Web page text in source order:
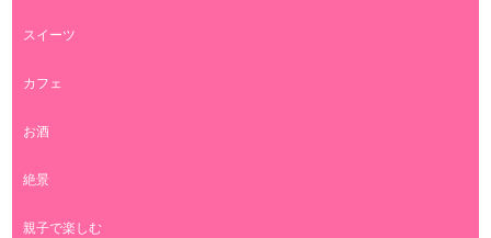
スイーツ
カフェ
お酒
絶景
親子で楽しむ